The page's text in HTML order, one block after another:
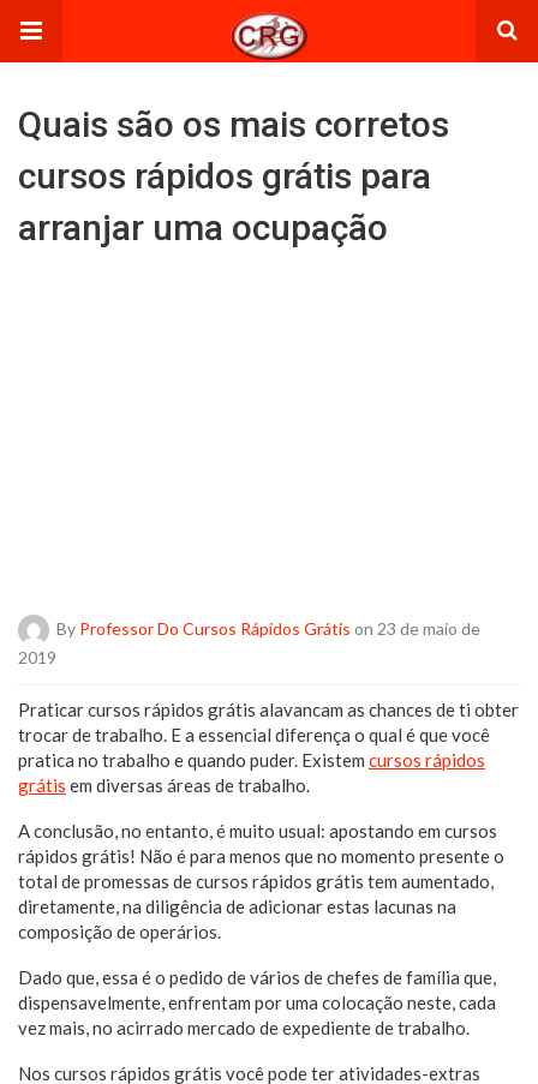
Quais são os mais corretos
cursos rápidos grátis para
arranjar uma ocupação
By Professor Do Cursos Rápidos Grátis on 23 de maio de
2019
Praticar cursos rápidos grátis alavancam as chances de ti obter
trocar de trabalho. E a essencial diferença o qual é que você
pratica no trabalho e quando puder. Existem cursos rápidos
grátis em diversas áreas de trabalho.
A conclusão, no entanto, é muito usual: apostando em cursos
rápidos grátis! Não é para menos que no momento presente o
total de promessas de cursos rápidos grátis tem aumentado,
diretamente, na diligência de adicionar estas lacunas na
composição de operários.
Dado que, essa é o pedido de vários de chefes de família que,
dispensavelmente, enfrentam por uma colocação neste, cada
vez mais, no acirrado mercado de expediente de trabalho.
Nos cursos rápidos grátis você pode ter atividades-extras